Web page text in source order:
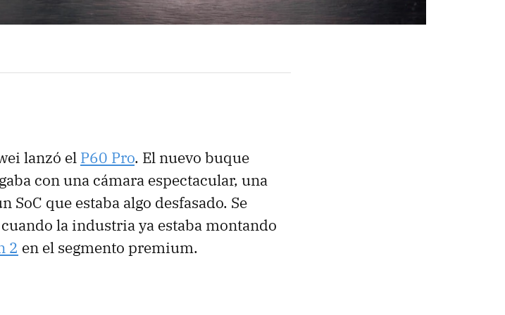
lanzó el P60 Pro. El nuevo buque
con una cámara espectacular, una
SoC que estaba algo desfasado. Se
cuando la industria ya estaba montando
2 en el segmento premium.